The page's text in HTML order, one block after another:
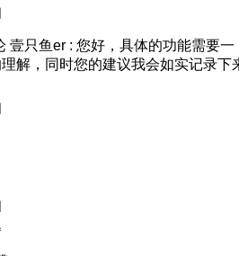
壹只鱼er : 您好，具体的功能需要一
解，同时您的建议我会如实记录下